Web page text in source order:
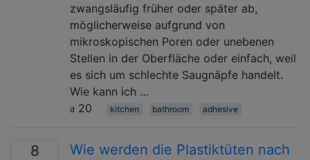
zwangsläufig früher oder später ab,
möglicherweise aufgrund von
mikroskopischen Poren oder unebenen
Stellen in der Oberfläche oder einfach, weil
es sich um schlechte Saugnäpfe handelt.
Wie kann ich …
20
kitchen bathroom adhesive
8
Wie werden die Plastiktüten nach